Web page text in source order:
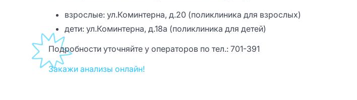
взрослые: ул.Коминтерна, д.20 (поликлиника для взрослых)
дети: ул.Коминтерна, д.18а (поликлиника для детей)
Подробности уточняйте у операторов по тел.: 701-391
Закажи анализы онлайн!